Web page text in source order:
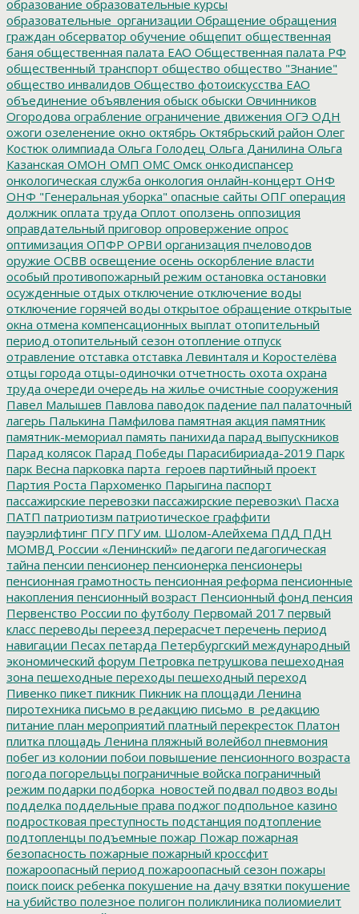
образование образовательные курсы
образовательные_организации Обращение обращения
граждан обсерватор обучение общепит общественная
баня общественная палата ЕАО Общественная палата РФ
общественный транспорт общество общество "Знание"
общество инвалидов Общество фотоискусства ЕАО
объединение объявления обыск обыски Овчинников
Огородова ограбление ограничение движения ОГЭ ОДН
ожоги озеленение окно октябрь Октябрьский район Олег
Костюк олимпиада Ольга Голодец Ольга Данилина Ольга
Казанская ОМОН ОМП ОМС Омск онкодиспансер
онкологическая служба онкология онлайн-концерт ОНФ
ОНФ "Генеральная уборка" опасные сайты ОПГ операция
должник оплата труда Оплот оползень оппозиция
оправдательный приговор опровержение опрос
оптимизация ОПФР ОРВИ организация пчеловодов
оружие ОСВВ освещение осень оскорбление власти
особый противопожарный режим остановка остановки
осужденные отдых отключение отключение воды
отключение горячей воды открытое обращение открытые
окна отмена компенсационных выплат отопительный
период отопительный сезон отопление отпуск
отравление отставка отставка Левинталя и Коростелёва
отцы города отцы-одиночки отчетность охота охрана
труда очереди очередь на жилье очистные сооружения
Павел Малышев Павлова паводок падение пал палаточный
лагерь Палькина Памфилова памятная акция памятник
памятник-мемориал память панихида парад выпускников
Парад колясок Парад Победы Парасибириада-2019 Парк
парк Весна парковка парта_героев партийный проект
Партия Роста Пархоменко Парыгина паспорт
пассажирские перевозки пассажирские перевозки\ Пасха
ПАТП патриотизм патриотическое граффити
пауэрлифтинг ПГУПГУ им. Шолом-Алейхема ПДД ПДН
МОМВД России «Ленинский» педагоги педагогическая
тайна пенсии пенсионер пенсионерка пенсионеры
пенсионная грамотность пенсионная реформа пенсионные
накопления пенсионный возраст Пенсионный фонд пенсия
Первенство России по футболу Первомай 2017 первый
класс переводы переезд перерасчет перечень период
навигации Песах петарда Петербургский международный
экономический форум Петровка петрушкова пешеходная
зона пешеходные переходы пешеходный переход
Пивенко пикет пикник Пикник на площади Ленина
пиротехника письмо в редакцию письмо_в_редакцию
питание план мероприятий платный перекресток Платон
плитка площадь Ленина пляжный волейбол пневмония
побег из колонии побои повышение пенсионного возраста
погода погорельцы пограничные войска пограничный
режим подарки подборка_новостей подвал подвоз воды
подделка поддельные права поджог подпольное казино
подростковая преступность подстанция подтопление
подтопленцы подъемные пожар Пожар пожарная
безопасность пожарные пожарный кроссфит
пожароопасный период пожароопасный сезон пожары
поиск поиск ребенка покушение на дачу взятки покушение
на убийство полезное полигон поликлиника полиомиелит